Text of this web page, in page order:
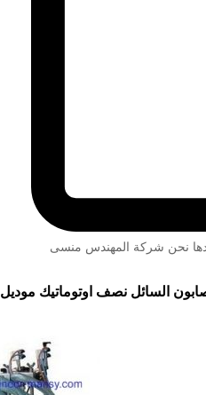
نحن شركة المهندس منسى
السائل نصف اوتوماتيك موديل 403 رباعية